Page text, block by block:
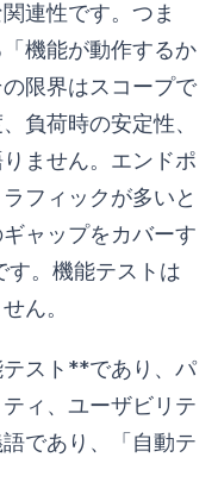
連性です。つま
機能が動作するか
限界はスコープで
負荷時の安定性、
ません。エンドポ
フィックが多いと
ャップをカバーす
す。機能テストは
ん。
スト**であり、パ
ィ、ユーザビリテ
であり、「自動テ